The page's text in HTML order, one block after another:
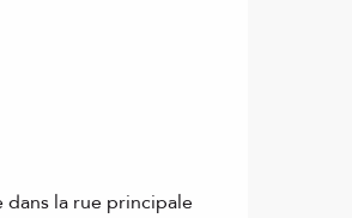
la rue principale